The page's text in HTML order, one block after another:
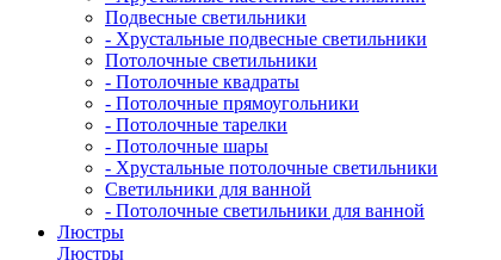
Подвесные светильники
- Хрустальные подвесные светильники
Потолочные светильники
- Потолочные квадраты
- Потолочные прямоугольники
- Потолочные тарелки
- Потолочные шары
- Хрустальные потолочные светильники
Светильники для ванной
- Потолочные светильники для ванной
Люстры
Люстры